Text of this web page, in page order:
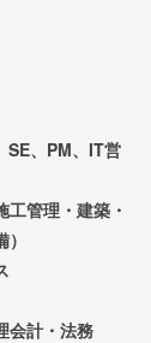
SE、PM、IT営
工管理・建築・
会計・法務